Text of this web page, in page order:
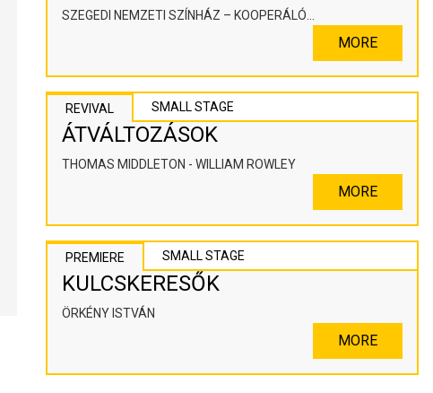
SZEGEDI NEMZETI SZÍNHÁZ – KOOPERÁLÓ
MORE
REVIVAL SMALL STAGE
ÁTVÁLTOZÁSOK
THOMAS MIDDLETON - WILLIAM ROWLEY
MORE
PREMIERE SMALL STAGE
KULCSKERESŐK
ÖRKÉNY ISTVÁN
MORE